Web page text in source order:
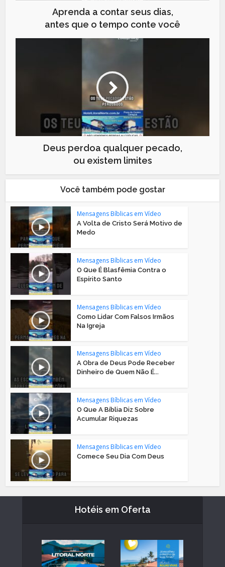
Aprenda a contar seus dias,
antes que o tempo conte você
Deus perdoa qualquer pecado,
ou existem limites
Você também pode gostar
Mensagens Bíblicas em Vídeo
A Volta de Cristo Será Motivo de
Medo
Mensagens Bíblicas em Vídeo
O Que É Blasfêmia Contra o
Espírito Santo
Mensagens Bíblicas em Vídeo
Como Lidar Com Falsos Irmãos
Na Igreja
Mensagens Bíblicas em Vídeo
A Obra de Deus Pode Receber
Dinheiro de Quem Não É...
Mensagens Bíblicas em Vídeo
O Que A Bíblia Diz Sobre
Acumular Riquezas
Mensagens Bíblicas em Vídeo
Comece Seu Dia Com Deus
Hotéis em Oferta